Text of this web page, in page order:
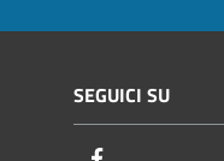
SEGUICI SU